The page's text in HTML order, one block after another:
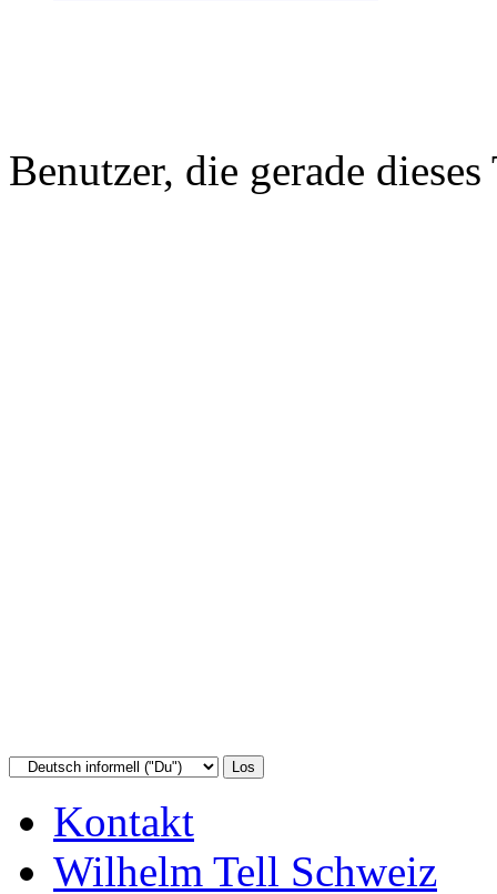
Benutzer, die gerade
Kontakt
Wilhelm Tell Schweiz